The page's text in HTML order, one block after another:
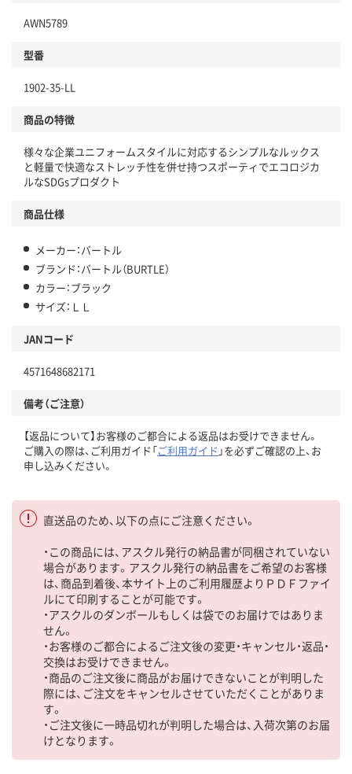
AWN5789
型番
1902-35-LL
商品の特徴
様々な企業ユニフォームスタイルに対応するシンプルなルックス
と軽量で快適なストレッチ性を併せ持つスポーティでエコロジカ
ルなSDGsプロダクト
商品仕様
メーカー：バートル
ブランド：バートル（BURTLE）
カラー：ブラック
サイズ：ＬＬ
JANコード
4571648682171
備考（ご注意）
【返品について】お客様のご都合による返品はお受けできません。
ご購入の際は、ご利用ガイド「ご利用ガイド 」を必ずご確認の上、お
申し込みください。
直送品のため、以下の点にご注意ください。
・この商品には、アスクル発行の納品書が同梱されていない
場合があります。アスクル発行の納品書をご希望のお客様
は、商品到着後、本サイト上のご利用履歴よりＰＤＦファイ
ルにて印刷することが可能です。
・アスクルのダンボールもしくは袋でのお届けではありま
せん。
・お客様のご都合によるご注文後の変更・キャンセル・返品・
交換はお受けできません。
・商品のご注文後に商品がお届けできないことが判明した
際には、ご注文をキャンセルさせていただくことがありま
す。
・ご注文後に一時品切れが判明した場合は、入荷次第のお届
けとなります。